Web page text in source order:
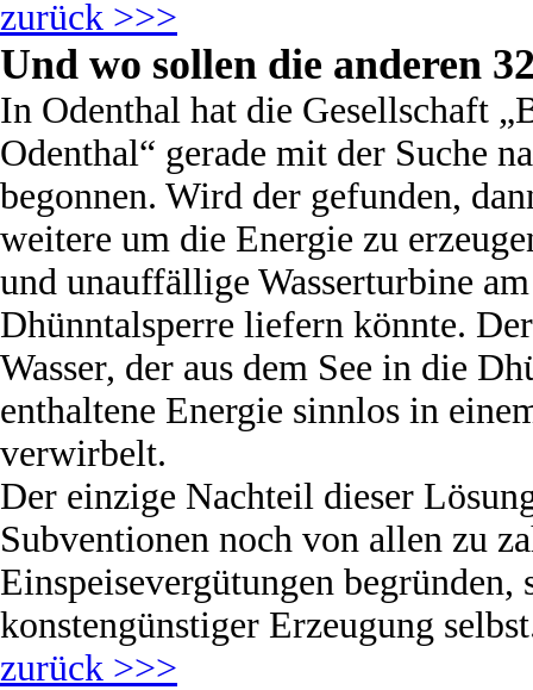
zurück >>>
Und wo sollen die anderen
In Odenthal hat die Gesellschaft
Odenthal“ gerade mit der Suche
begonnen. Wird der gefunden,
weitere um die Energie zu
und unauffällige Wasserturbine
Dhünntalsperre liefern könnte.
Wasser, der aus dem See in die
enthaltene Energie sinnlos in
verwirbelt.
Der einzige Nachteil dieser
Subventionen noch von allen zu
Einspeisevergütungen
konstengünstiger Erzeugung
zurück >>>